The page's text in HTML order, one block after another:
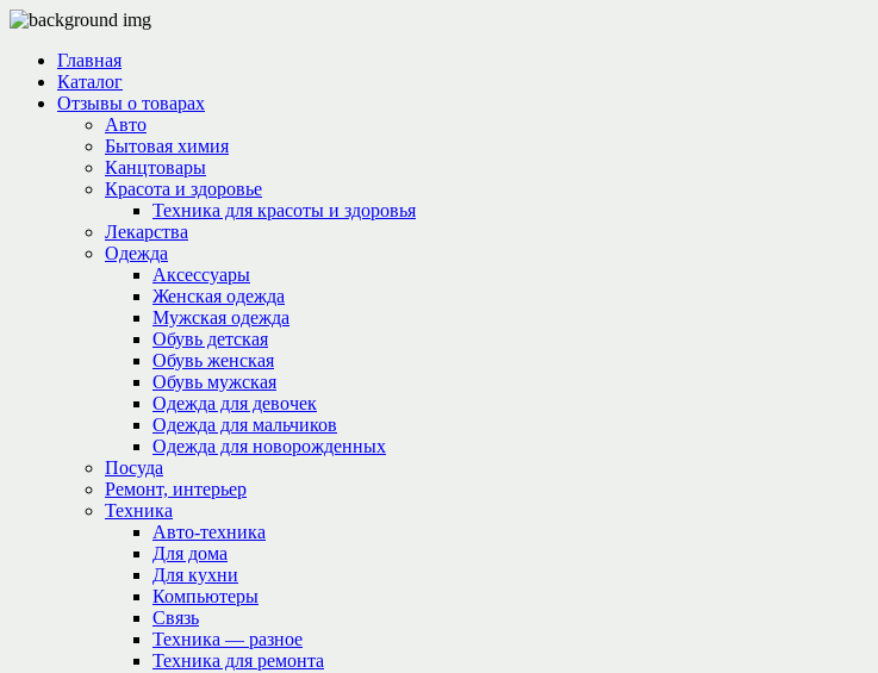
Главная
Каталог
Отзывы о товарах
Авто
Бытовая химия
Канцтовары
Красота и здоровье
Техника для красоты и здоровья
Лекарства
Одежда
Аксессуары
Женская одежда
Мужская одежда
Обувь детская
Обувь женская
Обувь мужская
Одежда для девочек
Одежда для мальчиков
Одежда для новорожденных
Посуда
Ремонт, интерьер
Техника
Авто-техника
Для дома
Для кухни
Компьютеры
Связь
Техника — разное
Техника для ремонта